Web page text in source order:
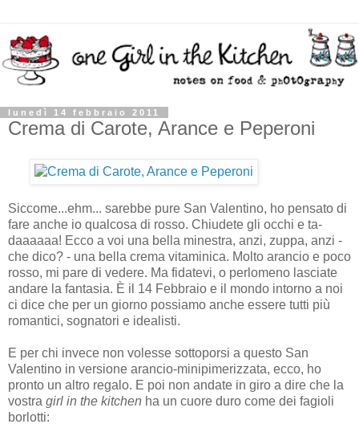
lunedì 14 febbraio 2011
Crema di Carote, Arance e Peperoni
Siccome...ehm... sarebbe pure San Valentino, ho pensato di
fare anche io qualcosa di rosso. Chiudete gli occhi e ta-
daaaaaa! Ecco a voi una bella minestra, anzi, zuppa, anzi -
che dico? - una bella crema vitaminica. Molto arancio e poco
rosso, mi pare di vedere. Ma fidatevi, o perlomeno lasciate
andare la fantasia. È il 14 Febbraio e il mondo intorno a noi
ci dice che per un giorno possiamo anche essere tutti più
romantici, sognatori e idealisti.
E per chi invece non volesse sottoporsi a questo San
Valentino in versione arancio-minipimerizzata, ecco, ho
pronto un altro regalo. E poi non andate in giro a dire che la
vostra girl in the kitchen ha un cuore duro come dei fagioli
borlotti: